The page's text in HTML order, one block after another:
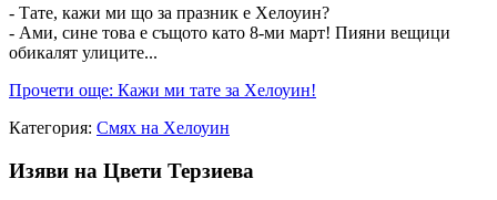
- Тате, кажи ми що за празник е Хелоуин?
- Ами, сине това е същото като 8-ми март! Пияни вещици
обикалят улиците...
Прочети още: Кажи ми тате за Хелоуин!
Категория: Смях на Хелоуин
Изяви на Цвети Терзиева
Магията на занаята оживя в детската работилница на майстор
Цвети ТерзиеваДецата и
плетиво в работилницата на
превърна Рибния фест в